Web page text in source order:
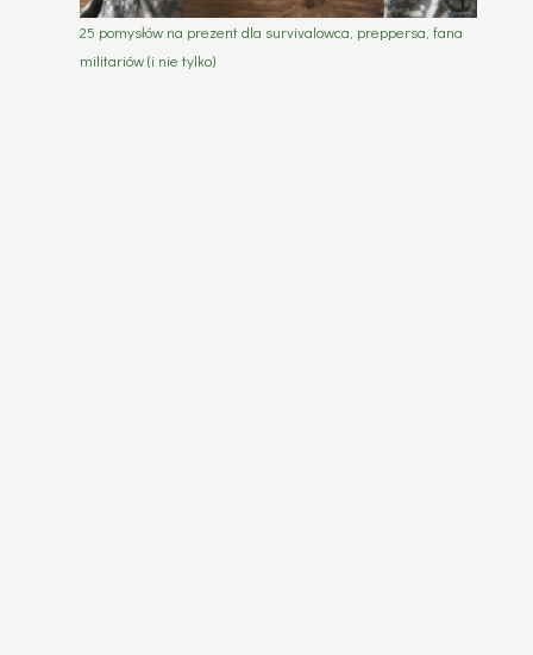
25 pomysłów na prezent dla survivalowca, preppersa, fana
militariów (i nie tylko)